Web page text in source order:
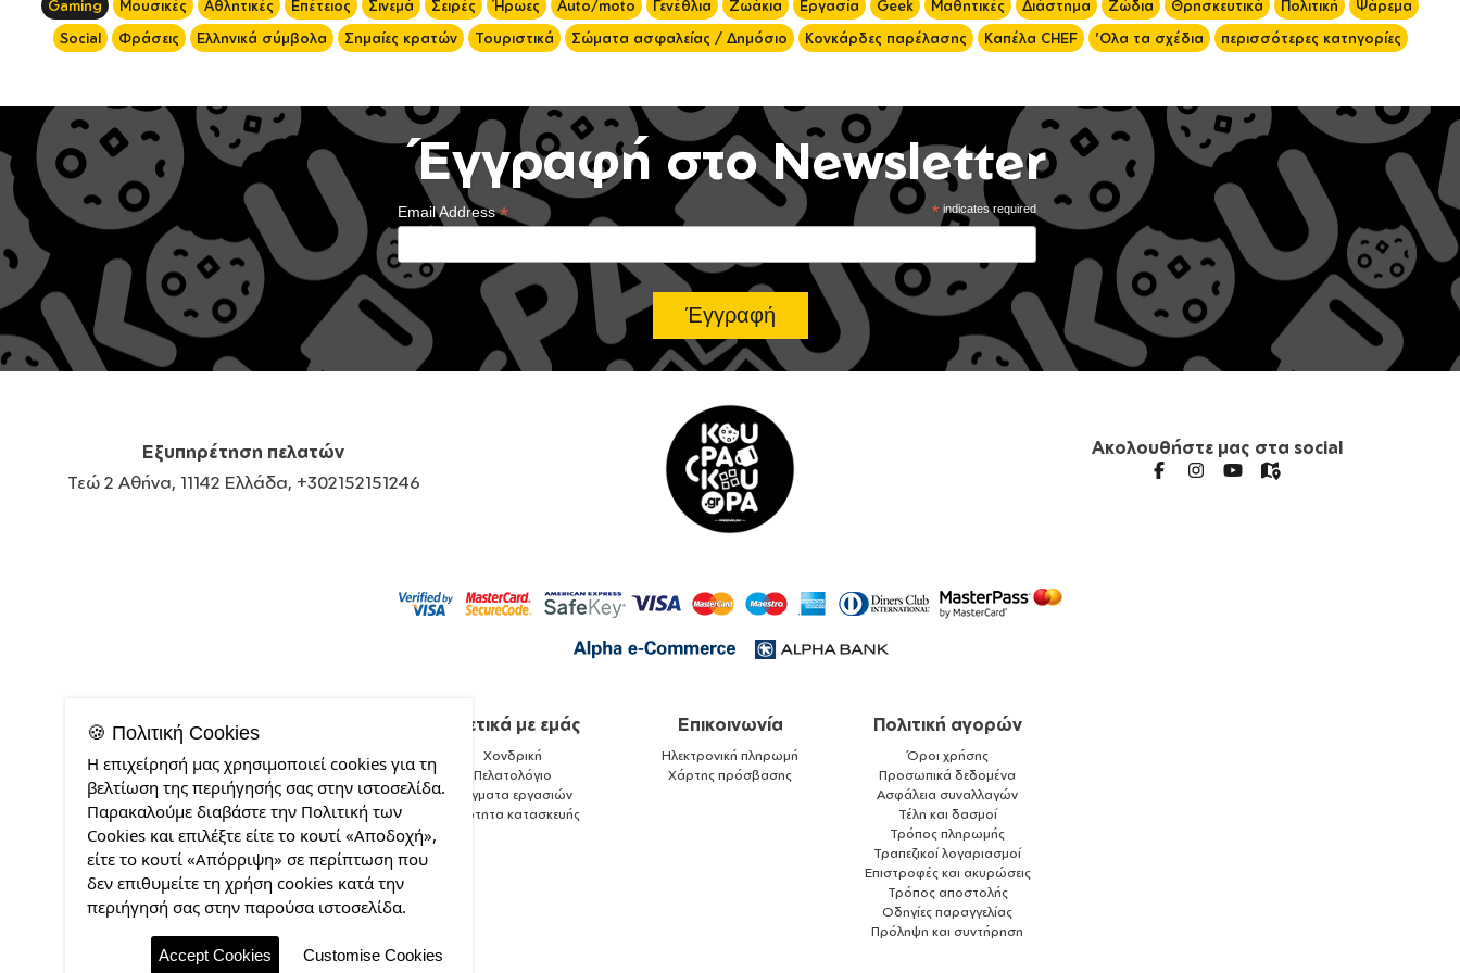
Gaming
Μουσικές Αθλητικές Επέτειος Σινεμά Σειρές Ήρωες Auto/moto Γενέθλια Ζωάκια Εργασία Geek Μαθητικές Διάστημα Ζώδια Θρησκευτικά Πολιτική
Ψάρεμα
Social
Φράσεις Ελληνικά σύμβολα Σημαίες κρατών Τουριστικά Σώματα ασφαλείας / Δημόσιο Κονκάρδες παρέλασης Καπέλα CHEF 'Ολα τα σχέδια περισσότερες κατηγορίες
Έγγραφή στο Newsletter
*indicates required
Email Address*
Εξυπηρέτηση πελατών
Τεώ 2 Αθήνα, 11142 Ελλάδα, +302152151246
Ακολουθήστε μας στα social
Σχετικά με εμάς
Χονδρική
Πελατολόγιο
Δείγματα εργασιών
Ποιότητα κατασκευής
Επικοινωνία
Ηλεκτρονική πληρωμή
Χάρτης πρόσβασης
Πολιτική αγορών
Όροι χρήσης
Προσωπικά δεδομένα
Ασφάλεια συναλλαγών
Τέλη και δασμοί
Τρόπος πληρωμής
Τραπεζικοί λογαριασμοί
Επιστροφές και ακυρώσεις
Τρόπος αποστολής
Οδηγίες παραγγελίας
Πρόληψη και συντήρηση
🍪 Πολιτική Cookies
Η επιχείρησή μας χρησιμοποιεί cookies για τη
βελτίωση της περιήγησής σας στην ιστοσελίδα.
Παρακαλούμε διαβάστε την Πολιτική των
Cookies και επιλέξτε είτε το κουτί «Αποδοχή»,
είτε το κουτί «Απόρριψη» σε περίπτωση που
δεν επιθυμείτε τη χρήση cookies κατά την
περιήγησή σας στην παρούσα ιστοσελίδα.
Accept Cookies Customise Cookies